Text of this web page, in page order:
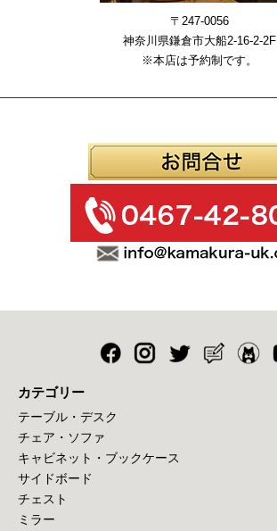
〒247-0056
神奈川県鎌倉市大船2-16-2-2F
※本店は予約制です。
カテゴリー
テーブル・デスク
チェア・ソファ
キャビネット・ブックケース
サイドボード
チェスト
ミラー